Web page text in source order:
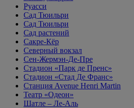
Руасси
Сад Тюильри
Сад Тюильри
Сад растений
Сакре-Кёр
Северный вокзал
Сен-Жермэн-Де-Пре
Стадион «Парк де Пренс»
Стадион «Стад Де Франс»
Станция Avenue Henri Martin
Театр «Одеон»
Шатле – Ле-Аль